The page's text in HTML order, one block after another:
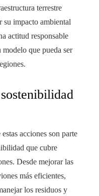
terrestre
impacto ambiental
actitud responsable
modelo que pueda ser
acciones son parte
que cubre
Desde mejorar las
más eficientes,
los residuos y